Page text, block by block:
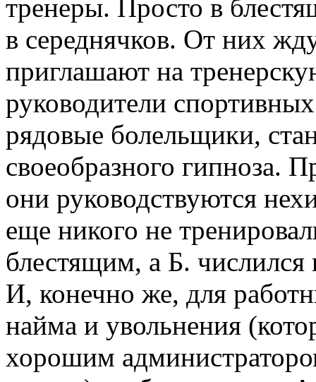
тренеры. Просто в
в середнячков. От них
приглашают на
руководители
рядовые болельщики,
своеобразного гипноза.
они руководствуются
еще никого не
блестящим, а Б. числился
И, конечно же, для
найма и увольнения
хорошим